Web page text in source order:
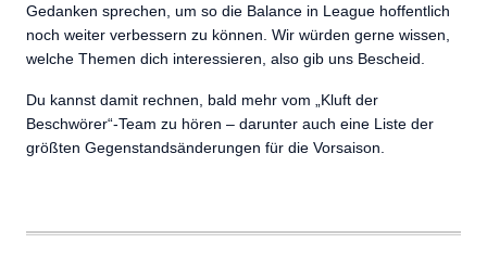
Gedanken sprechen, um so die Balance in League hoffentlich
noch weiter verbessern zu können. Wir würden gerne wissen,
welche Themen dich interessieren, also gib uns Bescheid.
Du kannst damit rechnen, bald mehr vom „Kluft der
Beschwörer“-Team zu hören – darunter auch eine Liste der
größten Gegenstandsänderungen für die Vorsaison.